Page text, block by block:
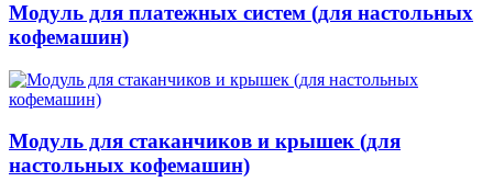
Модуль для платежных систем (для настольных
кофемашин)
Модуль для стаканчиков и крышек (для
настольных кофемашин)